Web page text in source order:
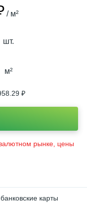
/ м²
шт.
м²
₽
рынке, цены
карты